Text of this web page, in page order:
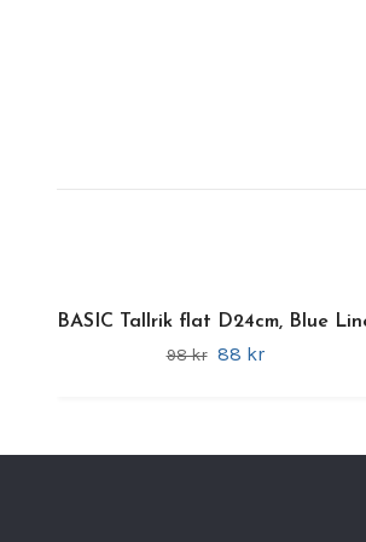
BASIC Tallrik flat D24cm, Blue
98 kr 88 kr